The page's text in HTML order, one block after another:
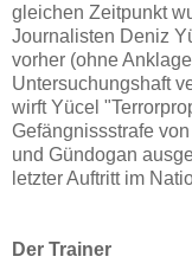
gleichen Zeitpunkt
Journalisten Deniz
vorher (ohne
Untersuchungshaft
wirft Yücel
Gefängnissstrafe
und Gündogan
letzter Auftritt im
Der Trainer